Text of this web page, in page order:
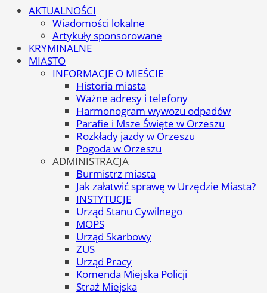
AKTUALNOŚCI
Wiadomości lokalne
Artykuły sponsorowane
KRYMINALNE
MIASTO
INFORMACJE O MIEŚCIE
Historia miasta
Ważne adresy i telefony
Harmonogram wywozu odpadów
Parafie i Msze Święte w Orzeszu
Rozkłady jazdy w Orzeszu
Pogoda w Orzeszu
ADMINISTRACJA
Burmistrz miasta
Jak załatwić sprawę w Urzędzie Miasta?
INSTYTUCJE
Urząd Stanu Cywilnego
MOPS
Urząd Skarbowy
ZUS
Urząd Pracy
Komenda Miejska Policji
Straż Miejska